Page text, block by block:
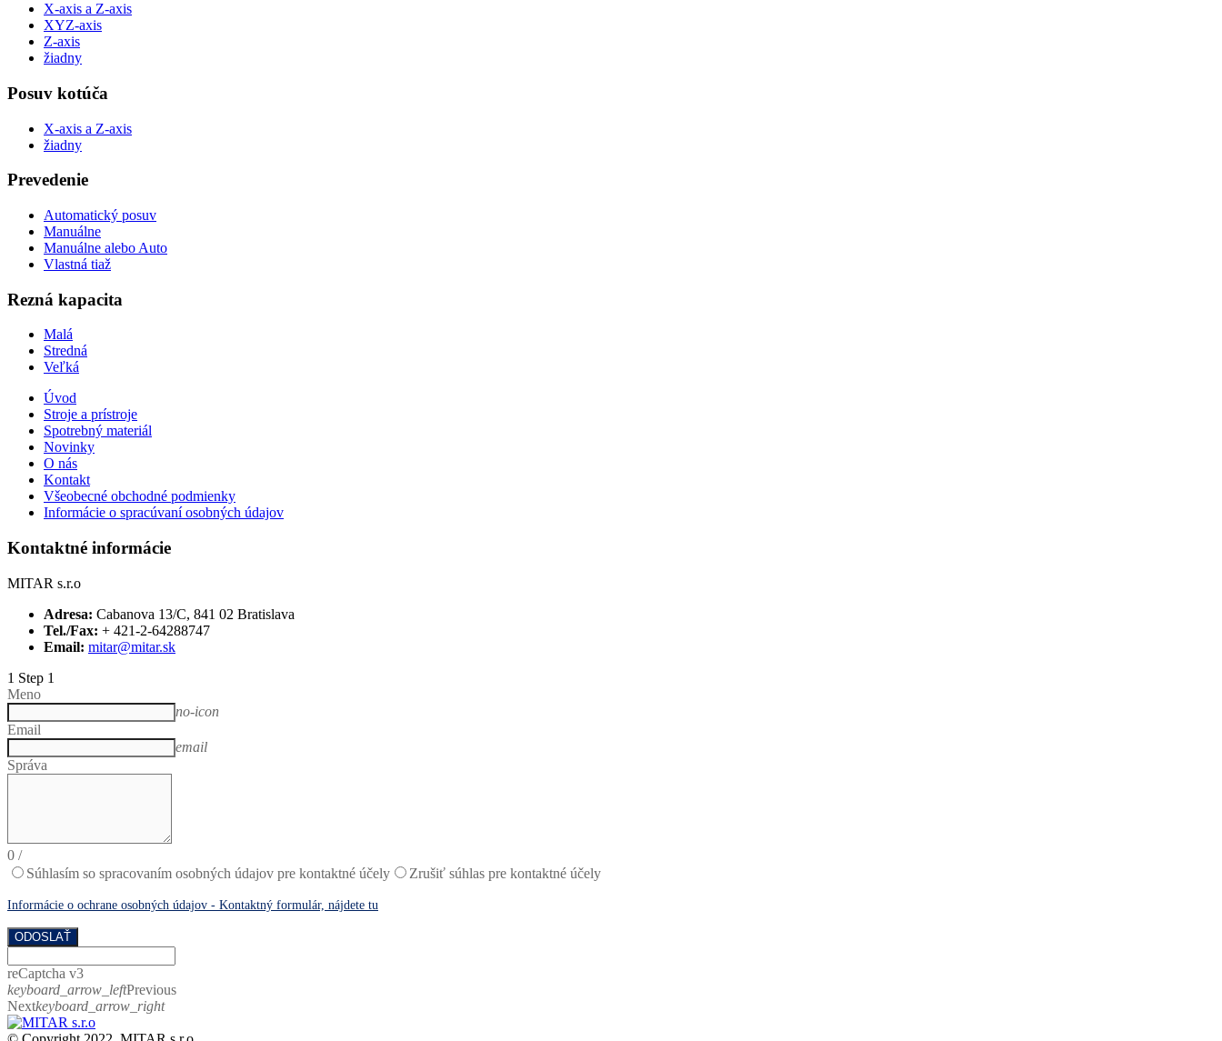
X-axis a Z-axis
XYZ-axis
Z-axis
žiadny
Posuv kotúča
X-axis a Z-axis
žiadny
Prevedenie
Automatický posuv
Manuálne
Manuálne alebo Auto
Vlastná tiaž
Rezná kapacita
Malá
Stredná
Veľká
Úvod
Stroje a prístroje
Spotrebný materiál
Novinky
O nás
Kontakt
Všeobecné obchodné podmienky
Informácie o spracúvaní osobných údajov
Kontaktné informácie
MITAR s.r.o
Adresa: Cabanova 13/C, 841 02 Bratislava
Tel./Fax: + 421-2-64288747
Email: mitar@mitar.sk
1 Step 1
Meno
no-icon
Email
email
Správa
0 /
Súhlasím so spracovaním osobných údajov pre kontaktné účely
Zrušiť súhlas pre kontaktné účely
Informácie o ochrane osobných údajov - Kontaktný formulár, nájdete tu
ODOSLAŤ
reCaptcha v3
keyboard_arrow_leftPrevious
Nextkeyboard_arrow_right